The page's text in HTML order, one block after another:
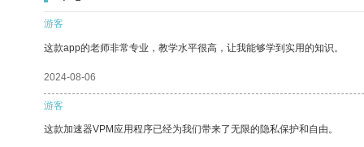
游客
这款app的老师非常专业，教学水平很高，让我能够学到实用的知识。
2024-08-06
游客
这款加速器VPM应用程序已经为我们带来了无限的隐私保护和自由。